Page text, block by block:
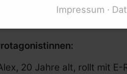
jetzt
Länder der Welt
20 Jahre alt, rollt mit
Impressum